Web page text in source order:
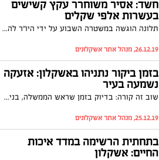
חשד: אסיר משוחרר עקץ קשישים
בעשרות אלפי שקלים
תלונה הוגשה במשטרה השבוע על ידי היו"ר להגנת הצרכן, איציק נפש, נגד תושב אשקלון שעוסק בשיפוצים וגבה עשרות אלפי שקלים מקשישה תמורה שיפוץ ביתה. נפש: "קורא לציבור לא לשלם מראש זולת מקדמה בשיעור של כ- 10%"
26.12.19, מנהל אתר אשקלונים
בזמן ביקור נתניהו באשקלון: אזעקה
נשמעה בעיר
שוב זה קורה: בדיוק בזמן שראש הממשלה, בנימין נתניהו, עולה לבמה באשקלון נשמעת אזעקת צבע אדום. צפו בתיעוד
25.12.19, מנהל אתר אשקלונים
בתחתית הרשימה במדד איכות
החיים: אשקלון